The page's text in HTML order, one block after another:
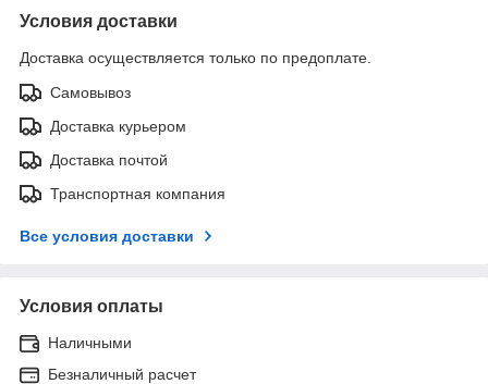
Условия доставки
Доставка осуществляется только по предоплате.
Самовывоз
Доставка курьером
Доставка почтой
Транспортная компания
Все условия доставки
Условия оплаты
Наличными
Безналичный расчет